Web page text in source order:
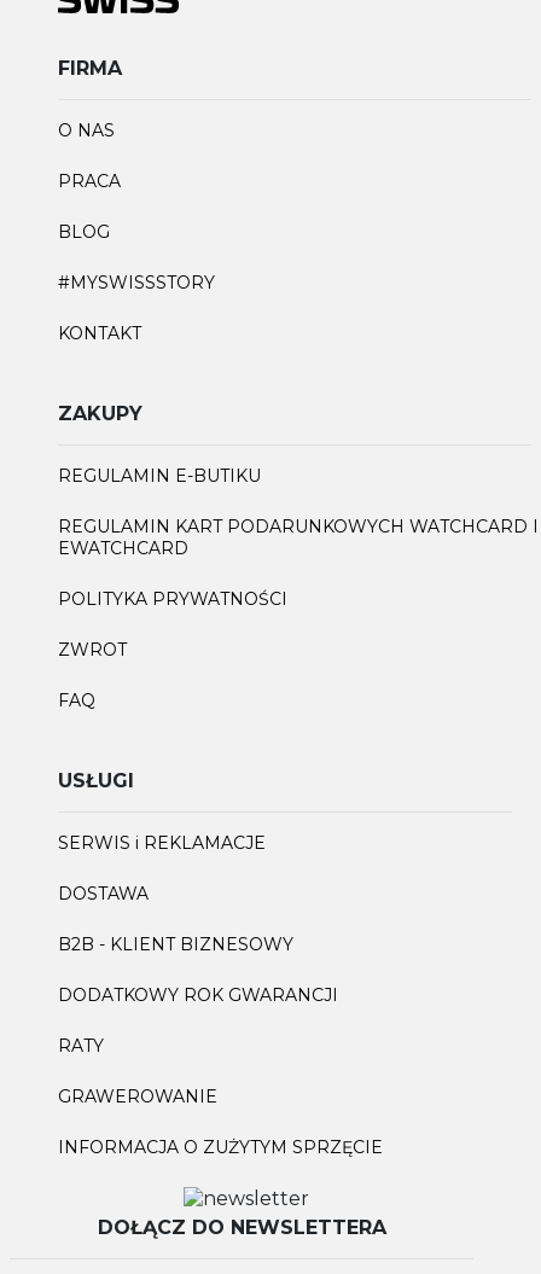
FIRMA
O NAS
PRACA
BLOG
#MYSWISSSTORY
KONTAKT
ZAKUPY
REGULAMIN E-BUTIKU
REGULAMIN KART PODARUNKOWYCH WATCHCARD I
EWATCHCARD
POLITYKA PRYWATNOŚCI
ZWROT
FAQ
USŁUGI
SERWIS i REKLAMACJE
DOSTAWA
B2B - KLIENT BIZNESOWY
DODATKOWY ROK GWARANCJI
RATY
GRAWEROWANIE
INFORMACJA O ZUŻYTYM SPRZĘCIE
DOŁĄCZ DO NEWSLETTERA